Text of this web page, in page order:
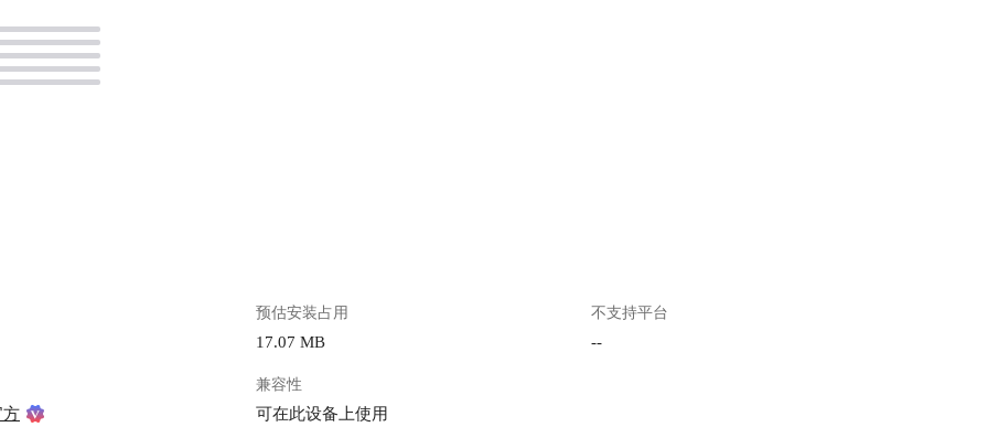
预估安装占用
17.07 MB
不支持平台
--
方
兼容性
可在此设备上使用